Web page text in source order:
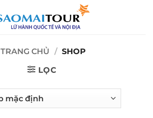
TRANG CHỦ / SHOP
LỌC